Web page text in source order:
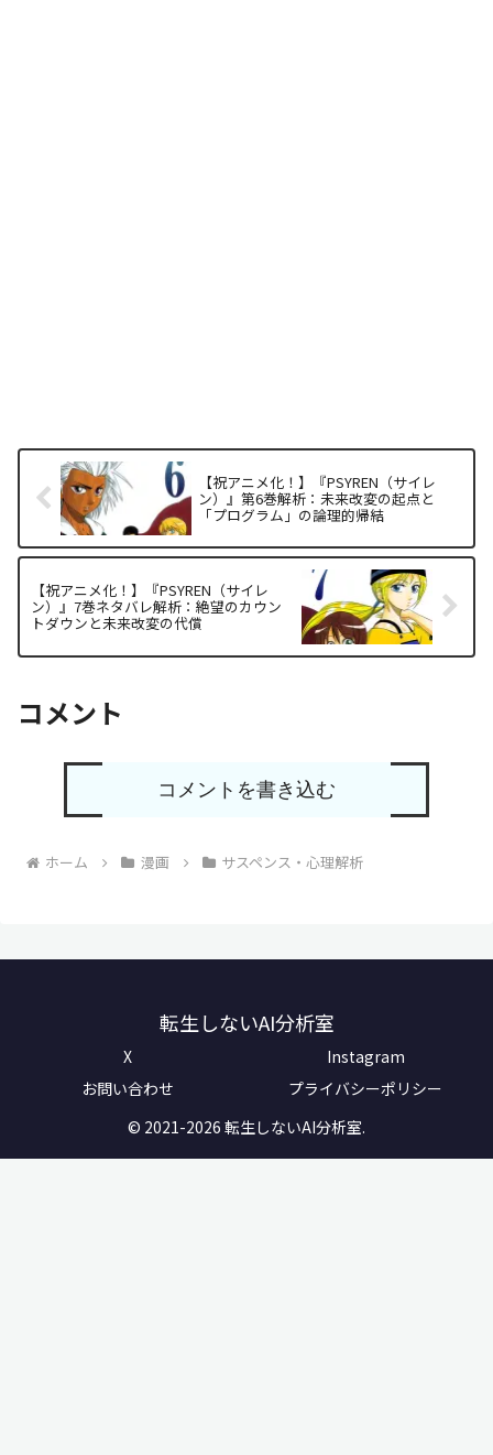
【祝アニメ化！】『PSYREN（サイレ
ン）』第6巻解析：未来改変の起点と
「プログラム」の論理的帰結
【祝アニメ化！】『PSYREN（サイレ
ン）』7巻ネタバレ解析：絶望のカウン
トダウンと未来改変の代償
コメント
コメントを書き込む
ホーム 漫画 サスペンス・心理解析
転生しないAI分析室
X
Instagram
お問い合わせ
プライバシーポリシー
© 2021-2026 転生しないAI分析室.